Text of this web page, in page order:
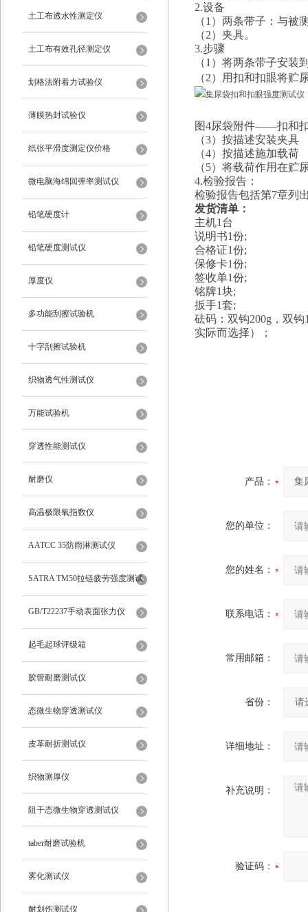
土工布透水性测定仪
土工布有效孔径测定仪
划格法附着力试验仪
薄膜热封试验仪
纸张平滑度测定仪价格
微电脑海绵回弹率测试仪
铅笔硬度计
铅笔硬度测试仪
厚度仪
多功能刮擦试验机
十字刮擦试验机
织物透气性测试仪
万能试验机
穿透性能测试仪
耐磨仪
高温极限氧指数仪
AATCC 35防雨淋测试仪
SATRA TM50拉链疲劳强度测试
仪
GB/T22237手动表面张力仪
起毛起球评级箱
胶管耐磨测试仪
态微生物穿透测试仪
皮革耐折测试仪
织物测厚仪
阻干态微生物穿透测试仪
taber耐磨试验机
雾化测试仪
耐划伤测试仪
2.设备
（1）两条带子：与
（2）夹具。
3.步骤
（1）将两条带子安
（2）用扣和扣眼将贮
图4尿袋附件——扣和
（3）按描述安装夹具
（4）按描述施加载荷
（5）将载荷作用在贮
4.检验报告：
检验报告包括第7章列
发货清单：
主机1台
说明书1份;
合格证1份;
保修卡1份;
签收单1份;
铭牌1块;
扳手1套;
砝码：双钩200g，双
实际而选择）；
产品：
您的单位：
您的姓名：
联系电话：
常用邮箱：
省份：
详细地址：
补充说明：
验证码：